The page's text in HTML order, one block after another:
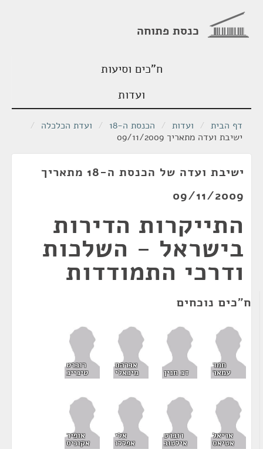
כנסת פתוחה
ח"כים וסיעות
ועדות
דף הבית / ועדות / הכנסת ה-18 / ועדת הכלכלה /
ישיבת ועדה מתאריך 09/11/2009
ישיבת ועדה של הכנסת ה-18 מתאריך
09/11/2009
התייקרות הדירות
בישראל - השלכות
ודרכי התמודדות
ח"כים נוכחים
חמד
עמאר דב חנין
אברהם
מיכאלי
רוברט
טיבייב
אריאל
אטיאס
רוברט
אילטוב
אלי
אפללו
אופיר
אקוניס